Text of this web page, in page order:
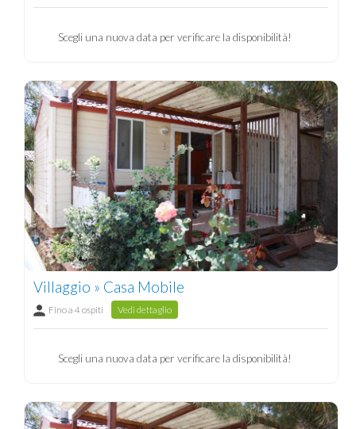
Scegli una nuova data per verificare la disponibilità!
Villaggio » Casa Mobile
Fino a 4 ospiti Vedi dettaglio
Scegli una nuova data per verificare la disponibilità!